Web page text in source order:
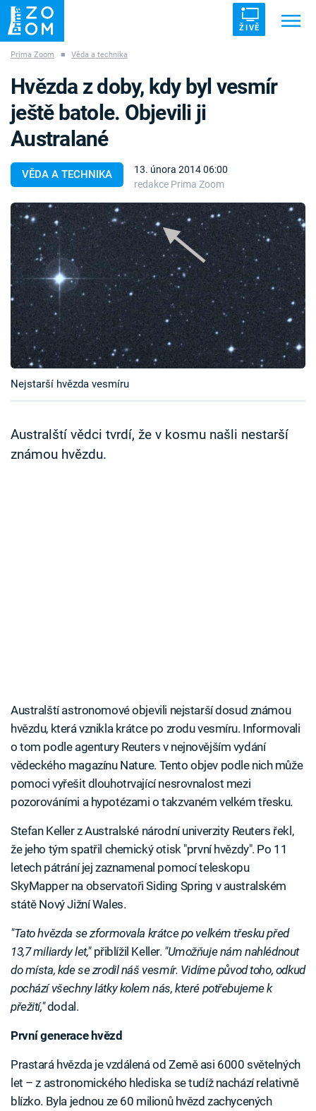
ŽIVĚ
ZÁHADY VETŘELCI DÁVNOVĚKU
Témata
Témata
Pořady
TV Program
Časopis
Sledujte prima+
Sledujte nás
Prima Zoom ■ Věda a technika
VĚDA A TECHNIKA
13. února 2014 06:00
redakce Prima Zoom
Hvězda z doby, kdy byl vesmír
ještě batole. Objevili ji
Australané
Nejstarší hvězda vesmíru
Australští vědci tvrdí, že v kosmu našli nestarší
známou hvězdu.
Australští astronomové objevili nejstarší dosud známou
hvězdu, která vznikla krátce po zrodu vesmíru. Informovali
o tom podle agentury Reuters v nejnovějším vydání
vědeckého magazínu Nature. Tento objev podle nich může
pomoci vyřešit dlouhotrvající nesrovnalost mezi
pozorováními a hypotézami o takzvaném velkém třesku.
Stefan Keller z Australské národní univerzity Reuters řekl,
že jeho tým spatřil chemický otisk "první hvězdy". Po 11
letech pátrání jej zaznamenal pomocí teleskopu
SkyMapper na observatoři Siding Spring v australském
státě Nový Jižní Wales.
"Tato hvězda se zformovala krátce po velkém třesku před
13,7 miliardy let,"přiblížil Keller. "Umožňuje nám nahlédnout
do místa, kde se zrodil náš vesmír. Vidíme původ toho, odkud
pochází všechny látky kolem nás, které potřebujeme k
přežití,"dodal.
První generace hvězd
Prastará hvězda je vzdálená od Země asi 6000 světelných
let – z astronomického hlediska se tudíž nachází relativně
blízko. Byla jednou ze 60 milionů hvězd zachycených